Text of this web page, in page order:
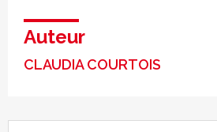
Auteur
CLAUDIA COURTOIS